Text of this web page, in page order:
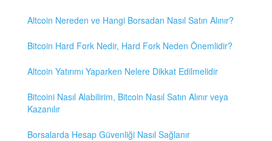
Altcoin Nereden ve Hangi Borsadan Nasıl Satın Alınır?
Bitcoin Hard Fork Nedir, Hard Fork Neden Önemlidir?
Altcoin Yatırımı Yaparken Nelere Dikkat Edilmelidir
Bitcoini Nasıl Alabilirim, Bitcoin Nasıl Satın Alınır veya
Kazanılır
Borsalarda Hesap Güvenliği Nasıl Sağlanır